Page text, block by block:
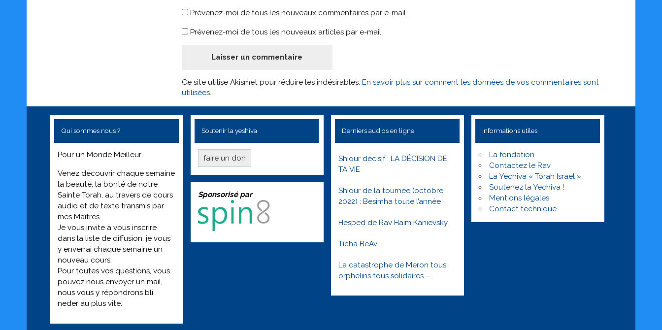
Prévenez-moi de tous les nouveaux commentaires par e-mail.
Prévenez-moi de tous les nouveaux articles par e-mail.
Ce site utilise Akismet pour réduire les indésirables. En savoir plus sur comment les données de vos commentaires sont
utilisées.
Qui sommes nous ?
Pour un Monde Meilleur
Venez découvrir chaque semaine
la beauté, la bonté de notre
Sainte Torah, au travers de cours
audio et de texte transmis par
mes Maîtres.
Je vous invite à vous inscrire
dans la liste de diffusion, je vous
y enverrai chaque semaine un
nouveau cours.
Pour toutes vos questions, vous
pouvez nous envoyer un mail,
nous vous y répondrons bli
neder au plus vite.
Soutenir la yeshiva
faire un don
Sponsorisé par
Derniers audios en ligne
Shiour décisif : LA DÉCISION DE
TA VIE
Shiour de la tournée (octobre
2022) : Besimha toute l’année
Hesped de Rav Haim Kanievsky
Ticha BeAv
La catastrophe de Meron tous
orphelins tous solidaires –
5781
Informations utiles
La fondation
Contactez le Rav
La Yechiva « Torah Israel »
Soutenez la Yechiva !
Mentions légales
Contact technique